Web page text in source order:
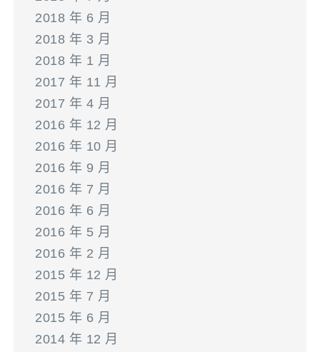
2018 年 6 月
2018 年 3 月
2018 年 1 月
2017 年 11 月
2017 年 4 月
2016 年 12 月
2016 年 10 月
2016 年 9 月
2016 年 7 月
2016 年 6 月
2016 年 5 月
2016 年 2 月
2015 年 12 月
2015 年 7 月
2015 年 6 月
2014 年 12 月